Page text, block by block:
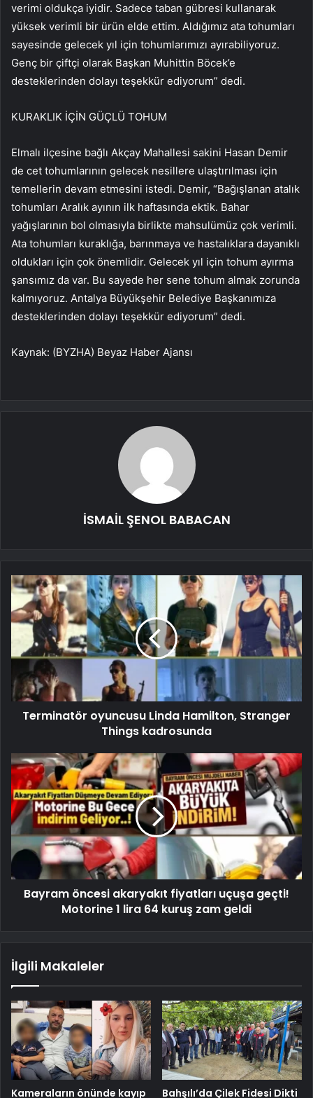
verimi oldukça iyidir. Sadece taban gübresi kullanarak
yüksek verimli bir ürün elde ettim. Aldığımız ata tohumları
sayesinde gelecek yıl için tohumlarımızı ayırabiliyoruz.
Genç bir çiftçi olarak Başkan Muhittin Böcek’e
desteklerinden dolayı teşekkür ediyorum” dedi.
KURAKLIK İÇİN GÜÇLÜ TOHUM
Elmalı ilçesine bağlı Akçay Mahallesi sakini Hasan Demir
de cet tohumlarının gelecek nesillere ulaştırılması için
temellerin devam etmesini istedi. Demir, “Bağışlanan atalık
tohumları Aralık ayının ilk haftasında ektik. Bahar
yağışlarının bol olmasıyla birlikte mahsulümüz çok verimli.
Ata tohumları kuraklığa, barınmaya ve hastalıklara dayanıklı
oldukları için çok önemlidir. Gelecek yıl için tohum ayırma
şansımız da var. Bu sayede her sene tohum almak zorunda
kalmıyoruz. Antalya Büyükşehir Belediye Başkanımıza
desteklerinden dolayı teşekkür ediyorum” dedi.
Kaynak: (BYZHA) Beyaz Haber Ajansı
İSMAİL ŞENOL BABACAN
Terminatör oyuncusu Linda Hamilton, Stranger
Things kadrosunda
Bayram öncesi akaryakıt fiyatları uçuşa geçti!
Motorine 1 lira 64 kuruş zam geldi
İlgili Makaleler
Kameraların önünde kayıp Bahşılı’da Çilek Fidesi Dikti